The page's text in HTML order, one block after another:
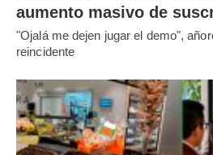
aumento masivo de
"Ojalá me dejen jugar el demo",
reincidente